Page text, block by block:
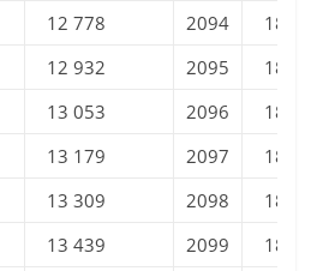
12 778 2094
18
12 932 2095
18
13 053 2096
18
13 179 2097
18
13 309 2098
18
13 439 2099
18